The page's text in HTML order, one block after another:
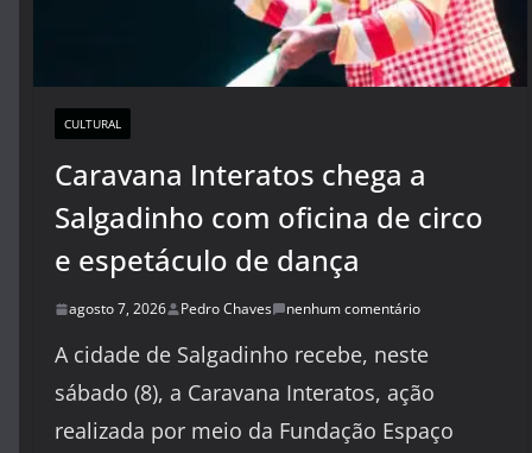
CULTURAL
Caravana Interatos chega a
Salgadinho com oficina de circo
e espetáculo de dança
agosto 7, 2026 Pedro Chaves nenhum comentário
A cidade de Salgadinho recebe, neste
sábado (8), a Caravana Interatos, ação
realizada por meio da Fundação Espaço